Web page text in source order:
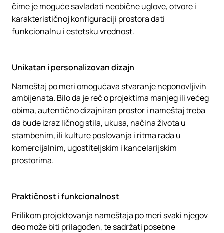
čime je moguće savladati neobične uglove, otvore i
karakterističnoj konfiguraciji prostora dati
funkcionalnu i estetsku vrednost.
Unikatan i personalizovan dizajn
Nameštaj po meri omogućava stvaranje neponovljivih
ambijenata. Bilo da je reč o projektima manjeg ili većeg
obima, autentično dizajniran prostor i nameštaj treba
da bude izraz ličnog stila, ukusa, načina života u
stambenim, ili kulture poslovanja i ritma rada u
komercijalnim, ugostiteljskim i kancelarijskim
prostorima.
Praktičnost i funkcionalnost
Prilikom projektovanja nameštaja po meri svaki njegov
deo može biti prilagođen, te sadržati posebne